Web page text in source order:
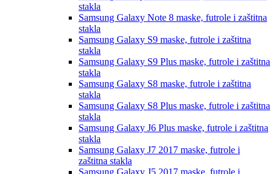
stakla
Samsung Galaxy Note 8 maske, futrole i zaštitna
stakla
Samsung Galaxy S9 maske, futrole i zaštitna
stakla
Samsung Galaxy S9 Plus maske, futrole i zaštitna
stakla
Samsung Galaxy S8 maske, futrole i zaštitna
stakla
Samsung Galaxy S8 Plus maske, futrole i zaštitna
stakla
Samsung Galaxy J6 Plus maske, futrole i zaštitna
stakla
Samsung Galaxy J7 2017 maske, futrole i
zaštitna stakla
Samsung Galaxy J5 2017 maske, futrole i